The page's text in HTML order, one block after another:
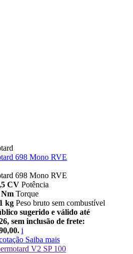
698 Mono RVE
698 Mono RVE
CV Potência
Nm Torque
kg Peso bruto sem combustível
sugerido e válido até
sem inclusão de frete:
i
Saiba mais
V2 SP 100